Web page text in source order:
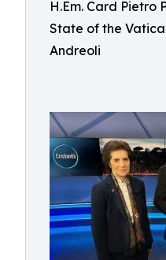
H.Em. Card Pietro
State of the
Andreoli